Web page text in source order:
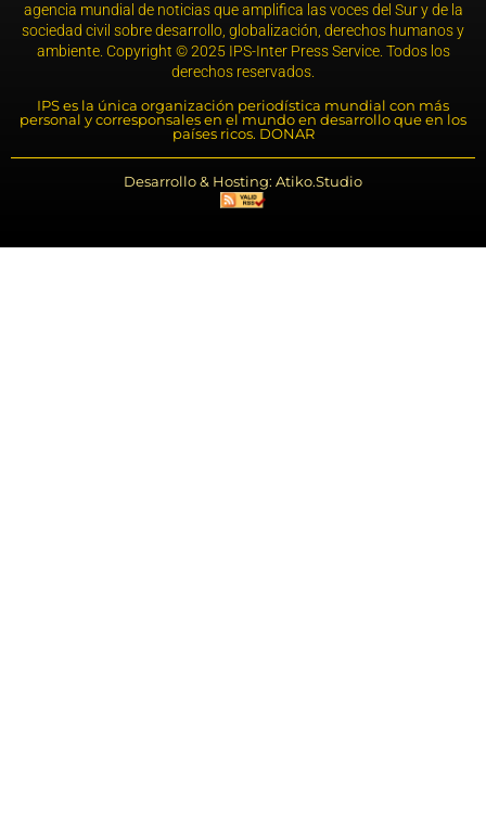
agencia mundial de noticias que amplifica las voces del Sur y de la
sociedad civil sobre desarrollo, globalización, derechos humanos y
ambiente. Copyright © 2025 IPS-Inter Press Service. Todos los
derechos reservados.
IPS es la única organización periodística mundial con más
personal y corresponsales en el mundo en desarrollo que en los
países ricos. DONAR
Desarrollo & Hosting: Atiko.Studio